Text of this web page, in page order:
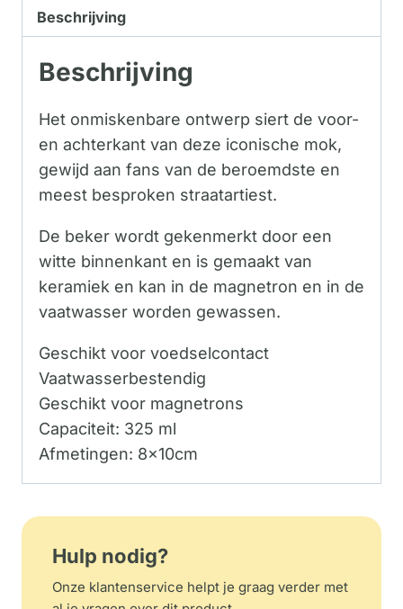
Beschrijving
Beschrijving
Het onmiskenbare ontwerp siert de voor-
en achterkant van deze iconische mok,
gewijd aan fans van de beroemdste en
meest besproken straatartiest.
De beker wordt gekenmerkt door een
witte binnenkant en is gemaakt van
keramiek en kan in de magnetron en in de
vaatwasser worden gewassen.
Geschikt voor voedselcontact
Vaatwasserbestendig
Geschikt voor magnetrons
Capaciteit: 325 ml
Afmetingen: 8x10cm
Hulp nodig?
Onze klantenservice helpt je graag verder met